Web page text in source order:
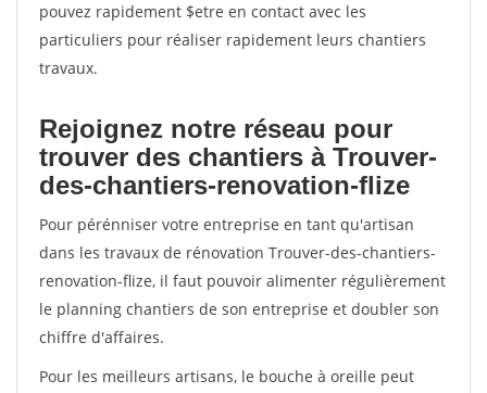
pouvez rapidement $etre en contact avec les
particuliers pour réaliser rapidement leurs chantiers
travaux.
Rejoignez notre réseau pour
trouver des chantiers à Trouver-
des-chantiers-renovation-flize
Pour pérénniser votre entreprise en tant qu'artisan
dans les travaux de rénovation Trouver-des-chantiers-
renovation-flize, il faut pouvoir alimenter régulièrement
le planning chantiers de son entreprise et doubler son
chiffre d'affaires.
Pour les meilleurs artisans, le bouche à oreille peut